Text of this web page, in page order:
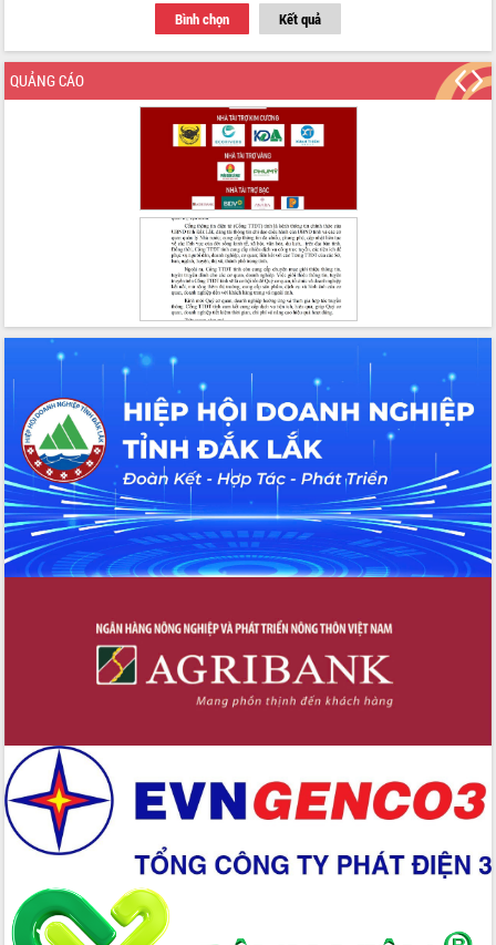
Thứ trưởng Bộ Y tế làm việc với tỉnh
Đắk Lắk về phát triển nhân lực y tế
cho trạm y tế cấp xã
Du lịch Đắk Lắk nâng tầm trải nghiệm
du khách thông qua Hệ thống cơ sở dữ
Tập huấn ứng dụng trí tuệ nhân tạo (AI)
Đoàn đại biểu Quốc hội tỉnh Đắk Lắk
trao đổi thông tin trước Kỳ họp thứ
Quyết liệt cải cách hành chính, khơi
Nâng cao hiệu lực, hiệu quả HĐND
tỉnh thông qua hiện đại hóa hành chính
Xã Ea Phê gắn cải cách hành chính với
chuyển đổi số
Phó Chủ tịch Thường trực UBND tỉnh
Hồ Thị Nguyên Thảo làm việc tại Trung
tâm Phục vụ hành chính công xã Ea
Phê
Xây dựng nền hành chính số đồng
hành cùng nông dân dân, doanh nghiệp
Giai đoạn 2026-2030, Đắk Lắk phấn
Chuyển đổi số 'mở đường' cho nông
nghiệp Đắk Lắk tăng trưởng bứt phá
Triển khai đồng bộ đo đạc, lập hồ sơ
Ứng dụng sinh trắc học - Bước tiến
trong hành trình chuyển đổi số tại Đắk
Lắk
Đắk Lắk nâng cao hiệu quả công tác
Đảng từ Sổ tay đảng viên điện tử
Đắk Lắk đẩy mạnh nuôi biển công
nghệ, hướng tới phát triển thủy sản
bền vững
Bình chọn Kết quả
QUẢNG CÁO